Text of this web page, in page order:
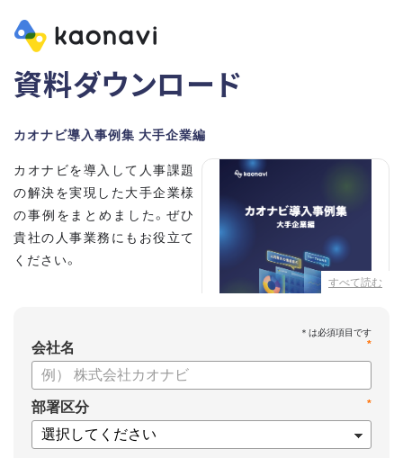
資料ダウンロード
カオナビ導入事例集 大手企業編
すべて読む
カオナビを導入して人事課題
の解決を実現した大手企業様
の事例をまとめました。ぜひ
貴社の人事業務にもお役立て
ください。
・本田技研工業株式会社
・沖電気工業株式会社
・三菱UFJニコス株式会社
・SOMPOひまわり生命保険株式会社
・スミセイ情報システム株式会社
*
会社名
*
部署区分